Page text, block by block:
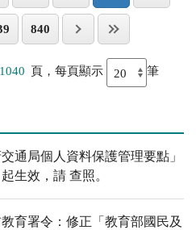
840
頁，每頁顯示 筆
通局個人資料保護管理要點」
生效，請 查照。
育署令：修正「教育部國民及